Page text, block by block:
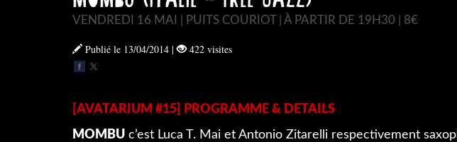
VENDREDI 16 MAI | PUITS COURIOT | À PARTIR DE 19H30 | 8€
Publié le 13/04/2014 | 422 visites
[AVATARIUM #15] PROGRAMME & DETAILS
MOMBU c’est Luca T. Mai et Antonio Zitarelli respectivement